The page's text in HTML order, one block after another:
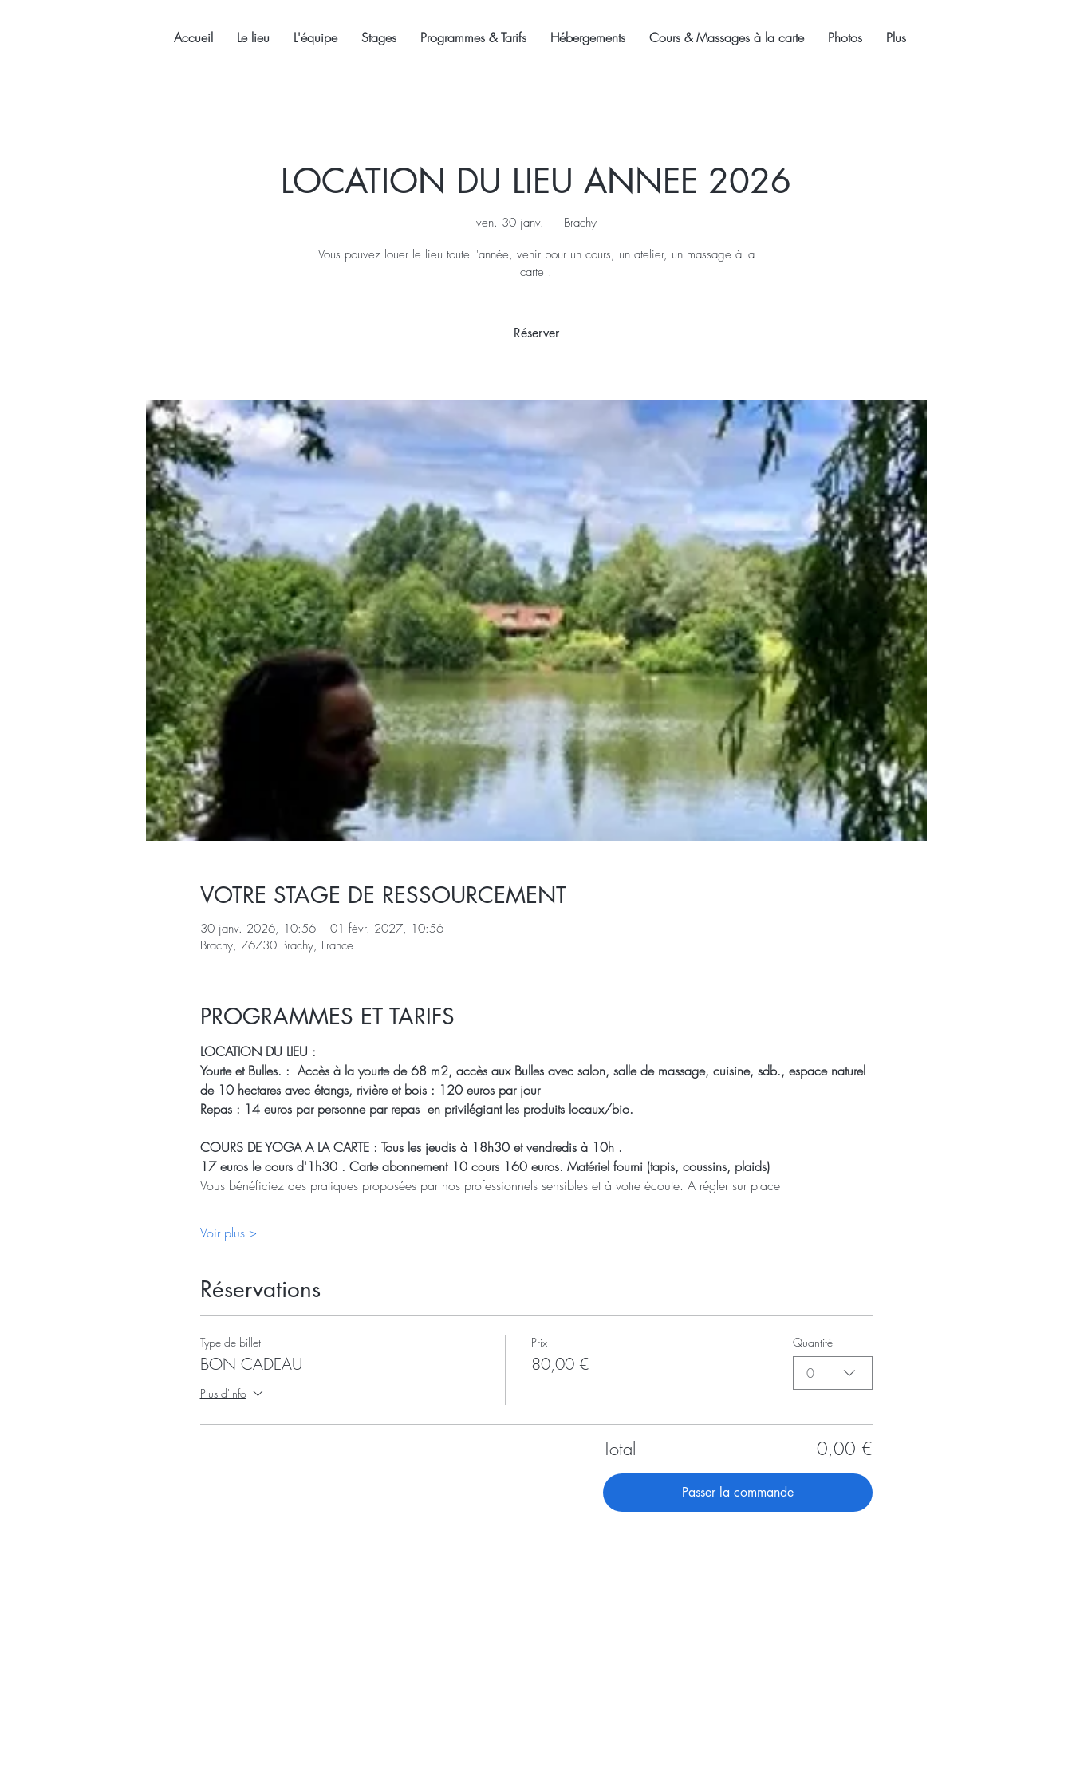
Accueil Le lieu L'équipe Stages Programmes & Tarifs Hébergements Cours & Massages à la carte Photos Plus
LOCATION DU LIEU ANNEE 2026
ven. 30 janv.
  |
Brachy
Vous pouvez louer le lieu toute l'année, venir pour un cours, un atelier, un massage à la
carte !
Réserver
VOTRE STAGE DE RESSOURCEMENT
30 janv. 2026, 10:56 – 01 févr. 2027, 10:56
Brachy, 76730 Brachy, France
PROGRAMMES ET TARIFS
LOCATION DU LIEU :
Yourte et Bulles. :  Accès à la yourte de 68 m2, accès aux Bulles avec salon, salle de massage, cuisine, sdb., espace naturel
de 10 hectares avec étangs, rivière et bois : 120 euros par jour
Repas : 14 euros par personne par repas  en privilégiant les produits locaux/bio.
COURS DE YOGA A LA CARTE : Tous les jeudis à 18h30 et vendredis à 10h .
17 euros le cours d'1h30 . Carte abonnement 10 cours 160 euros. Matériel fourni (tapis, coussins, plaids)
Vous bénéficiez des pratiques proposées par nos professionnels sensibles et à votre écoute. A régler sur place
Voir plus >
Réservations
Type de billet
BON CADEAU
Plus d'info
Prix
80,00 €
Quantité
0
Total 0,00 €
Passer la commande